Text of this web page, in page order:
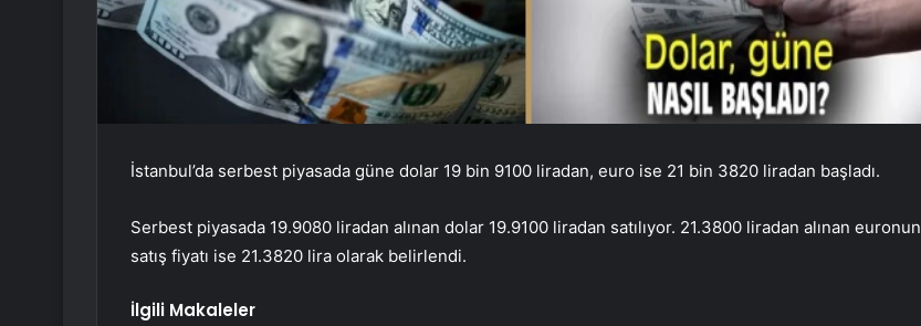
İstanbul’da serbest piyasada güne dolar 19 bin 9100 liradan, euro ise 21 bin 3820 liradan başladı.
Serbest piyasada 19.9080 liradan alınan dolar 19.9100 liradan satılıyor. 21.3800 liradan alınan euronun
satış fiyatı ise 21.3820 lira olarak belirlendi.
İlgili Makaleler